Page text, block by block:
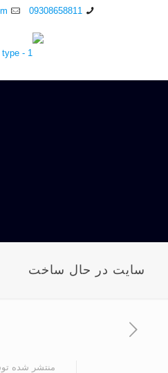
09308658811
سایت در حال ساخت
منتشر شده